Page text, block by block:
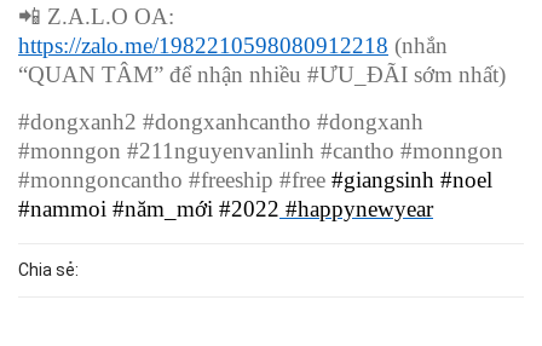
📲 Z.A.L.O OA:
https://zalo.me/1982210598080912218 (nhắn
“QUAN TÂM” để nhận nhiều #ƯU_ĐÃI sớm nhất)
#dongxanh2 #dongxanhcantho #dongxanh
#monngon #211nguyenvanlinh #cantho #monngon
#monngoncantho #freeship #free #giangsinh #noel
#nammoi #năm_mới #2022 #happynewyear
Chia sẻ: